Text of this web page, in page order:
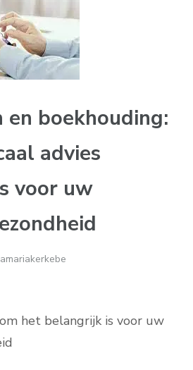
en boekhouding:
advies
voor uw
het belangrijk is voor uw